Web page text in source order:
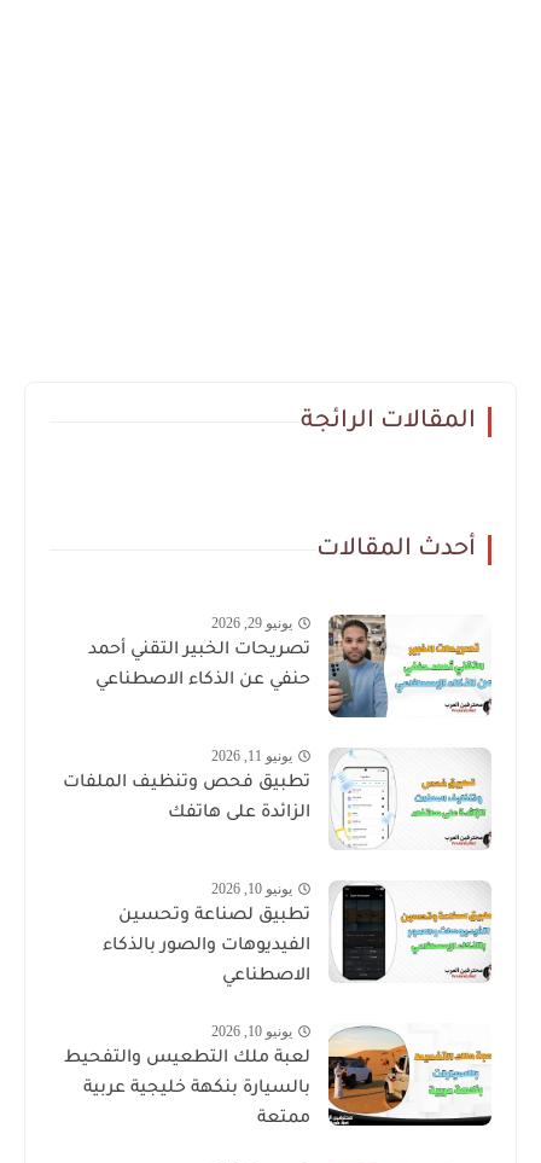
المقالات الرائجة
أحدث المقالات
يونيو 29, 2026
تصريحات الخبير التقني أحمد
حنفي عن الذكاء الاصطناعي
يونيو 11, 2026
تطبيق فحص وتنظيف الملفات
الزائدة على هاتفك
يونيو 10, 2026
تطبيق لصناعة وتحسين
الفيديوهات والصور بالذكاء
الاصطناعي
يونيو 10, 2026
لعبة ملك التطعيس والتفحيط
بالسيارة بنكهة خليجية عربية
ممتعة